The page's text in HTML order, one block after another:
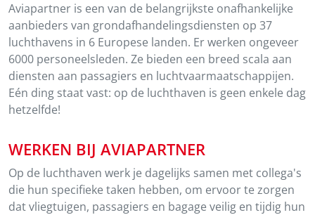
Aviapartner is een van de belangrijkste onafhankelijke
aanbieders van grondafhandelingsdiensten op 37
luchthavens in 6 Europese landen. Er werken ongeveer
6000 personeelsleden. Ze bieden een breed scala aan
diensten aan passagiers en luchtvaarmaatschappijen.
Eén ding staat vast: op de luchthaven is geen enkele dag
hetzelfde!
WERKEN BIJ AVIAPARTNER
Op de luchthaven werk je dagelijks samen met collega's
die hun specifieke taken hebben, om ervoor te zorgen
dat vliegtuigen, passagiers en bagage veilig en tijdig hun